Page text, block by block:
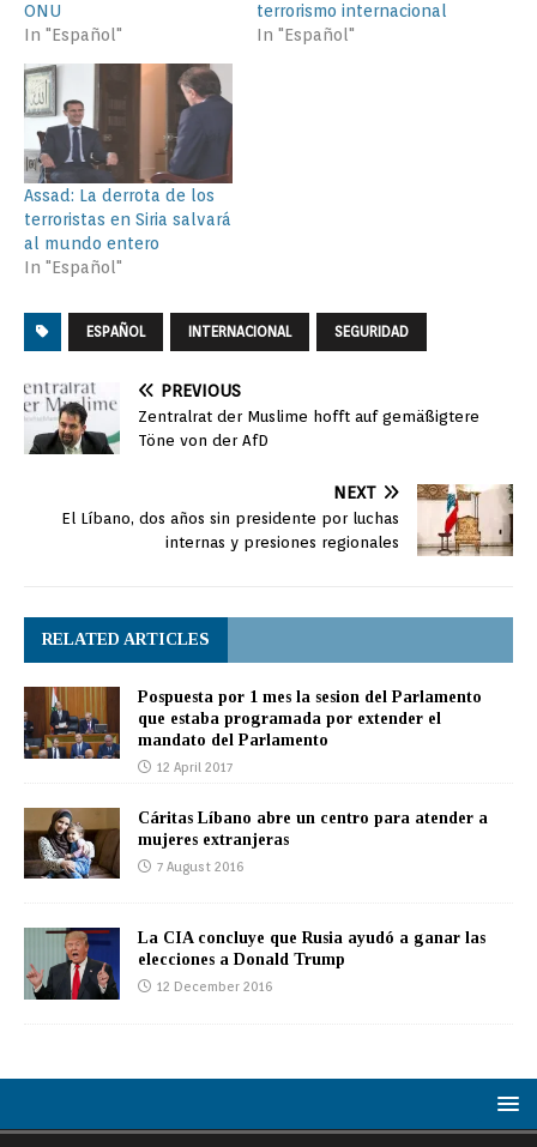
ONU
In "Español"
terrorismo internacional
In "Español"
Assad: La derrota de los
terroristas en Siria salvará
al mundo entero
In "Español"
ESPAÑOL INTERNACIONAL SEGURIDAD
PREVIOUS
Zentralrat der Muslime hofft auf gemäßigtere
Töne von der AfD
NEXT
El Líbano, dos años sin presidente por luchas
internas y presiones regionales
RELATED ARTICLES
Pospuesta por 1 mes la sesion del Parlamento
que estaba programada por extender el
mandato del Parlamento
12 April 2017
Cáritas Líbano abre un centro para atender a
mujeres extranjeras
7 August 2016
La CIA concluye que Rusia ayudó a ganar las
elecciones a Donald Trump
12 December 2016